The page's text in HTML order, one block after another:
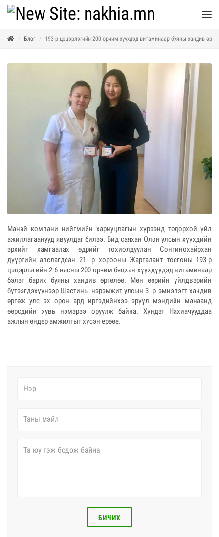
Блог 193-р цэцэрлэгийн 200 орчим хүүхдэд витаминаар буяны хандив
Манай компани нийгмийн хариуцлагын хүрээнд тодорхой үйл
ажиллагаанууд явуулдаг билээ. Бид саяхан Олон улсын хүүхдийн
эрхийг хамгаалах өдрийг тохиолдуулан Сонгинохайрхан
дүүргийн алслагдсан 21- р хорооны Жаргалант тосгоны 193-р
цэцэрлэгийн 2-6 насны 200 орчим бяцхан хүүхдүүдэд витаминаар
бэлэг барих буяны хандив өргөлөө. Мөн өөрийн үйлдвэрийн
бүтээгдэхүүнээр Шастины нэрэмжит улсын 3 -р эмнэлэгт хандив
өргөж улс эх орон ард иргэдийнхээ эрүүл мэндийн манаанд
өөрсдийн хувь нэмэрээ оруулж байна. Хүндэт Нахиачууддаа
ажлын өндөр амжилтыг хүсэн ерөөе.
БИЧИХ